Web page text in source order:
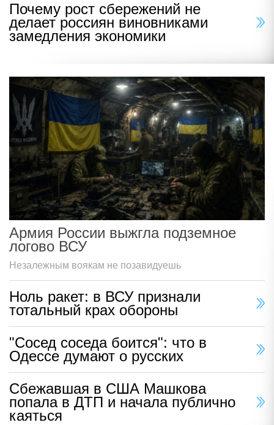
Почему рост сбережений не
делает россиян виновниками
замедления экономики
Армия России выжгла подземное
логово ВСУ
Незалежным воякам не позавидуешь
Ноль ракет: в ВСУ признали
тотальный крах обороны
"Сосед соседа боится": что в
Одессе думают о русских
Сбежавшая в США Машкова
попала в ДТП и начала публично
каяться